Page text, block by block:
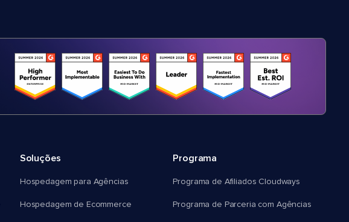
Soluções
Hospedagem para Agências
Hospedagem de Ecommerce
Programa
Programa de Afiliados Cloudways
Programa de Parceria com Agências